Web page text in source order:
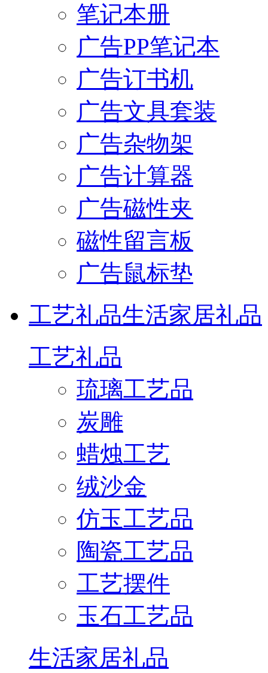
笔记本册
广告PP笔记本
广告订书机
广告文具套装
广告杂物架
广告计算器
广告磁性夹
磁性留言板
广告鼠标垫
工艺礼品生活家居礼品
工艺礼品
琉璃工艺品
炭雕
蜡烛工艺
绒沙金
仿玉工艺品
陶瓷工艺品
工艺摆件
玉石工艺品
生活家居礼品